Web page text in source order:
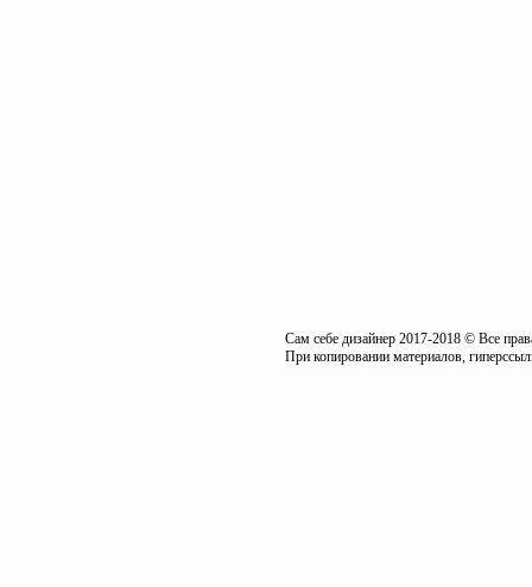
Сам себе дизайнер 2017-2018 © Все
При копировании материалов,